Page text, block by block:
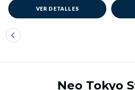
VER DETALLES
Neo Tokyo